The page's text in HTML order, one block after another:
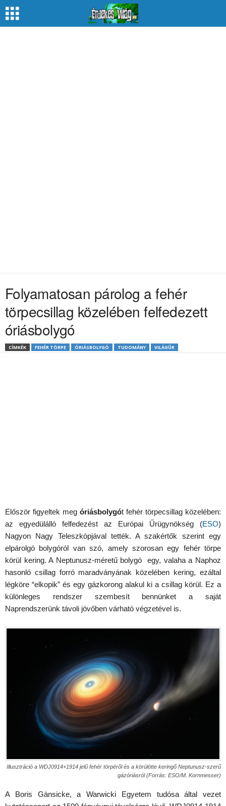
Folyamatosan párolog a fehér
törpecsillag közelében felfedezett
óriásbolygó
CÍMKÉK FEHÉR TÖRPE ÓRIÁSBOLYGÓ TUDOMÁNY VILÁGŰR
Először figyeltek meg óriásbolygót fehér törpecsillag közelében:
az egyedülálló felfedezést az Európai Űrügynökség (ESO)
Nagyon Nagy Teleszkópjával tették. A szakértők szerint egy
elpárolgó bolygóról van szó, amely szorosan egy fehér törpe
körül kering. A Neptunusz-méretű bolygó egy, valaha a Naphoz
hasonló csillag forró maradványának közelében kering, ezáltal
légköre “elkopik” és egy gázkorong alakul ki a csillag körül. Ez a
különleges rendszer szembesít bennünket a saját
Naprendszerünk távoli jövőben várható végzetével is.
Illusztráció a WDJ0914+1914 jelű fehér törpéről és a körülötte keringő Neptunusz-szerű
gázóriásról (Forrás: ESO/M. Kornmesser)
A Boris Gänsicke, a Warwicki Egyetem tudósa által vezet